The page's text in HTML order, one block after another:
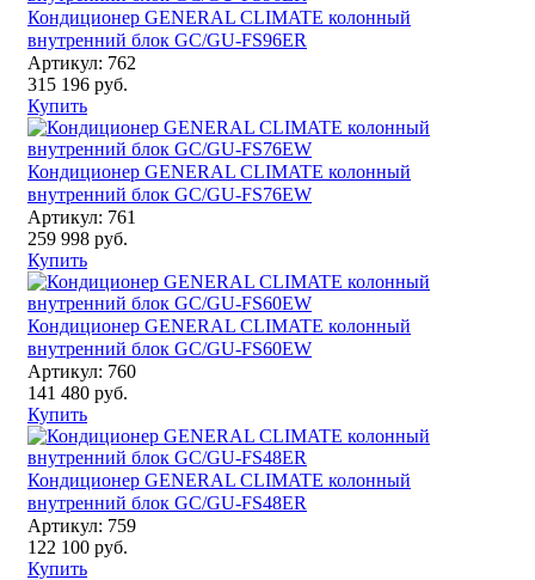
Кондиционер GENERAL CLIMATE колонный
внутренний блок GC/GU-FS96ER
Артикул: 762
315 196 руб.
Купить
Кондиционер GENERAL CLIMATE колонный
внутренний блок GC/GU-FS76EW
Артикул: 761
259 998 руб.
Купить
Кондиционер GENERAL CLIMATE колонный
внутренний блок GC/GU-FS60EW
Артикул: 760
141 480 руб.
Купить
Кондиционер GENERAL CLIMATE колонный
внутренний блок GC/GU-FS48ER
Артикул: 759
122 100 руб.
Купить